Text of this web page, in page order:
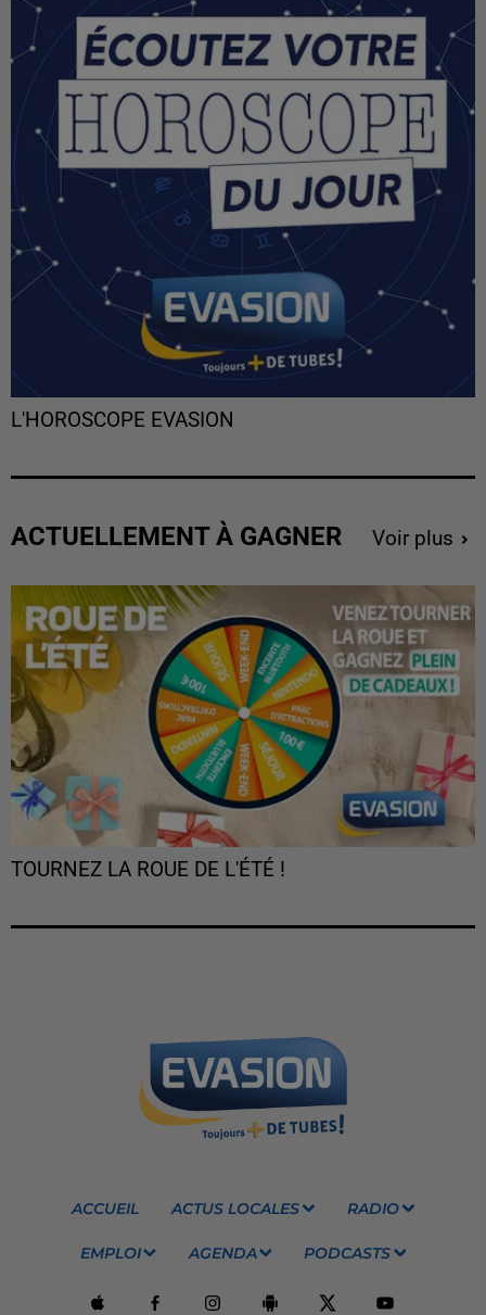
L'HOROSCOPE EVASION
ACTUELLEMENT À GAGNER Voir plus
TOURNEZ LA ROUE DE L'ÉTÉ !
ACCUEIL ACTUS LOCALES RADIO
EMPLOI AGENDA PODCASTS